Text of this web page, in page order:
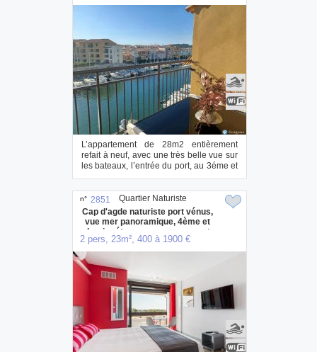
L’appartement de 28m2 entièrement
refait à neuf, avec une très belle vue sur
les bateaux, l’entrée du port, au 3éme et
d...
n° 2851
Cap d'agde naturiste port vénus,
vue mer panoramique, 4ème et
dernier étage, ascenseur, court
séjour possible minimum 3 nuits.
2 pers, 23m², 400 à 1900 €
Quartier Naturiste